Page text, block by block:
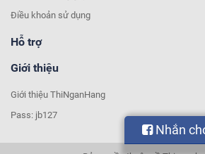
Điều khoản sử dụng
Hỗ trợ
Giới thiệu
Giới thiệu ThiNganHang
Pass: jb127
Nhắn